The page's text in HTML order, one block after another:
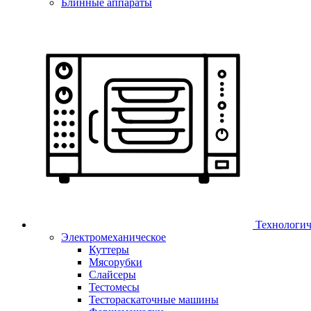
Электромеханическое
Куттеры
Мясорубки
Слайсеры
Тестомесы
Тестораскаточные машины